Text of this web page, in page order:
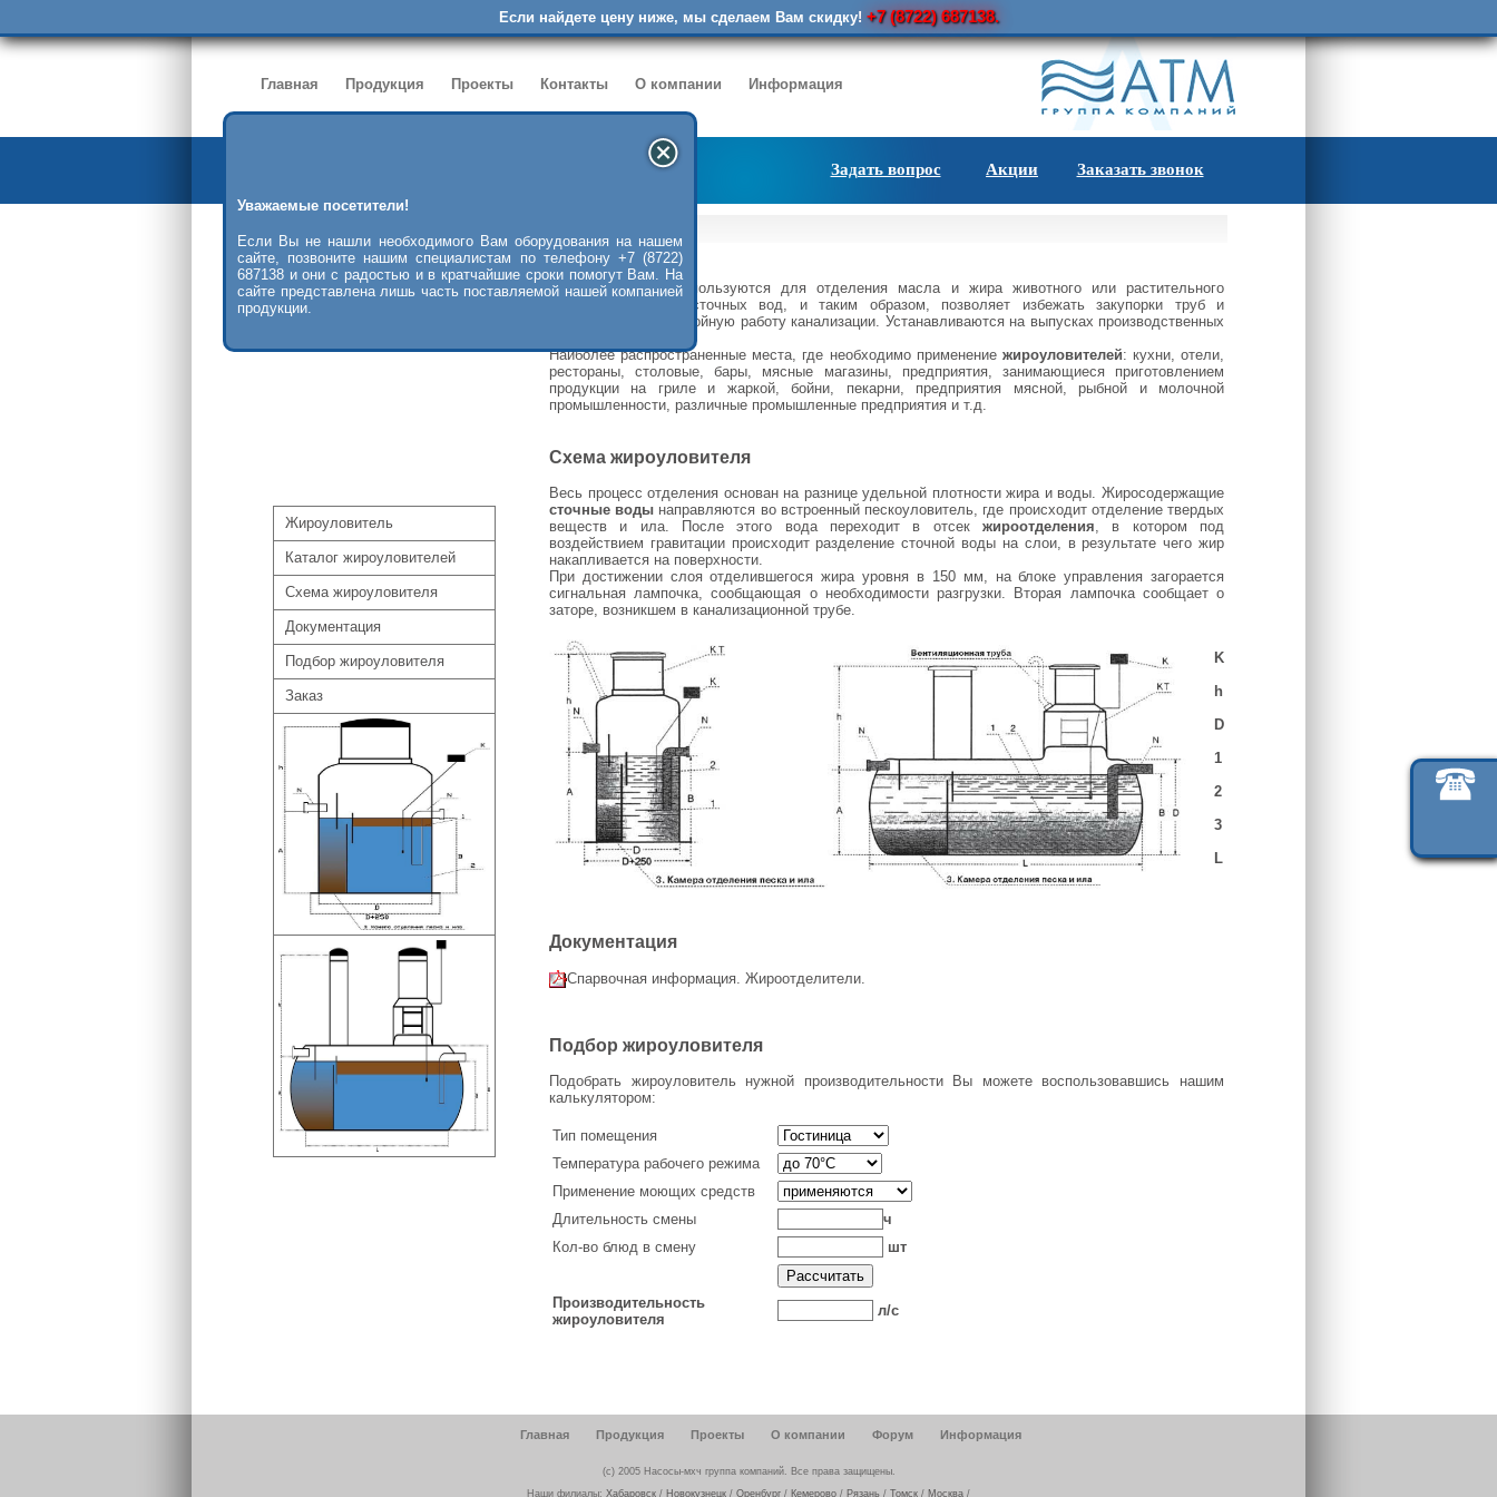
Уважаемые посетители!
Если Вы не нашли необходимого Вам оборудования на нашем
сайте, позвоните нашим специалистам по телефону +7 (8722)
687138 и они с радостью и в кратчайшие сроки помогут Вам. На
сайте представлена лишь часть поставляемой нашей компанией
продукции.
Если найдете цену ниже, мы сделаем Вам скидку! +7 (8722) 687138.
Главная Продукция Проекты Контакты О компании Информация
Задать вопрос Акции Заказать звонок
Жироуловитель
Каталог жироуловителей
Схема жироуловителя
Документация
Подбор жироуловителя
Заказ
Жироуловителииспользуются для отделения масла и жира животного или растительного
происхождения из сточных вод, и таким образом, позволяет избежать закупорки труб и
обеспечить бесперебойную работу канализации. Устанавливаются на выпусках производственных
Наиболее распространенные места, где необходимо применение жироуловителей: кухни, отели,
рестораны, столовые, бары, мясные магазины, предприятия, занимающиеся приготовлением
продукции на гриле и жаркой, бойни, пекарни, предприятия мясной, рыбной и молочной
промышленности, различные промышленные предприятия и т.д.
Схема жироуловителя
Весь процесс отделения основан на разнице удельной плотности жира и воды. Жиросодержащие
сточные воды направляются во встроенный пескоуловитель, где происходит отделение твердых
веществ и ила. После этого вода переходит в отсек жироотделения, в котором под
воздействием гравитации происходит разделение сточной воды на слои, в результате чего жир
накапливается на поверхности.
При достижении слоя отделившегося жира уровня в 150 мм, на блоке управления загорается
сигнальная лампочка, сообщающая о необходимости разгрузки. Вторая лампочка сообщает о
заторе, возникшем в канализационной трубе.
K
h
D
1
2
3
L
Документация
Спарвочная информация. Жироотделители.
Подбор жироуловителя
Подобрать жироуловитель нужной производительности Вы можете воспользовавшись нашим
калькулятором:
Тип помещения
Температура рабочего режима
Применение моющих средств
Длительность смены
ч
Кол-во блюд в смену
шт
Рассчитать
Производительность
жироуловителя
л/с
Главная Продукция Проекты О компании Форум Информация
(c) 2005 Насосы-мхч группа компаний. Все права защищены.
Наши филиалы: Хабаровск / Новокузнецк / Оренбург / Кемерово / Рязань / Томск / Москва /